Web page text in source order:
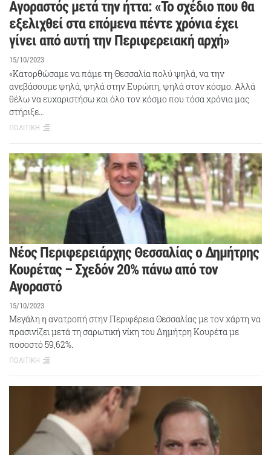
Aγοραστός μετά την ήττα: «Το σχέδιο που θα
εξελιχθεί στα επόμενα πέντε χρόνια έχει
γίνει από αυτή την Περιφερειακή αρχή»
15/10/2023
«Κατορθώσαμε να πάμε τη Θεσσαλία πολύ ψηλά, να την
ανεβάσουμε ψηλά, ψηλά στην Ευρώπη, ψηλά στον κόσμο. Αλλά
θέλω να ευχαριστήσω και όλο τον κόσμο που τόσα χρόνια μας
στήριξε…
ΠΟΛΙΤΙΚΗ
Νέος Περιφερειάρχης Θεσσαλίας ο Δημήτρης
Κουρέτας – Σχεδόν 20% πάνω από τον
Αγοραστό
15/10/2023
Μεγάλη η ανατροπή στην Περιφέρεια Θεσσαλίας με τον χάρτη να
πρασινίζει μετά τη σαρωτική νίκη του Δημήτρη Κουρέτα με
ποσοστό 59,62%.
ΠΟΛΙΤΙΚΗ